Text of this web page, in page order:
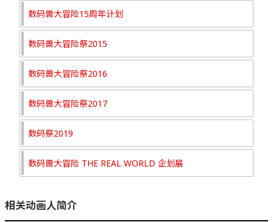
数码兽大冒险15周年计划
数码兽大冒险祭2015
数码兽大冒险祭2016
数码兽大冒险祭2017
数码祭2019
数码兽大冒险 THE REAL WORLD 企划展
相关动画人简介